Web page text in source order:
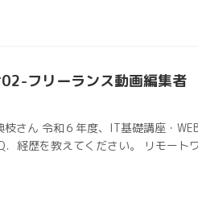
フリーランス動画編集者
ん 令和６年度、IT基礎講座・
経歴を教えてください。 リモート